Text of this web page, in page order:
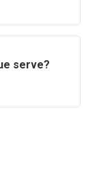
serve?